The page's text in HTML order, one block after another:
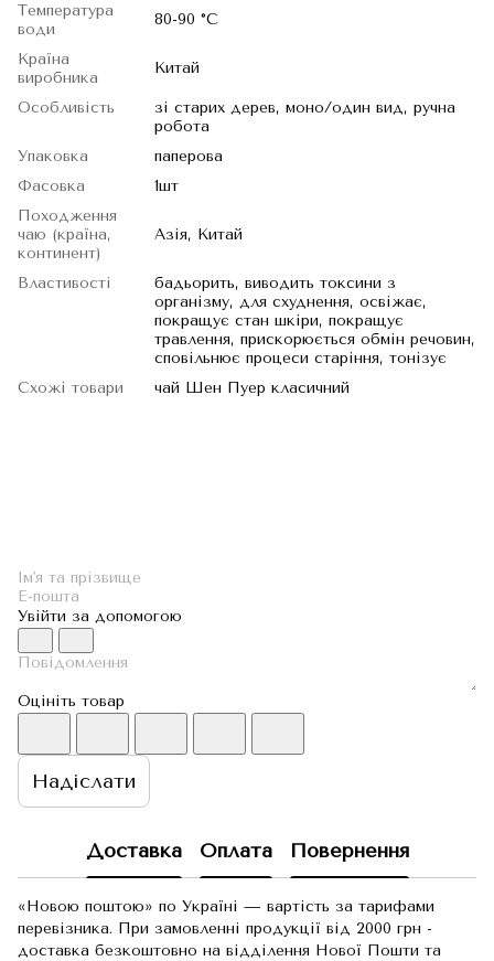
Температура
води
80-90 °C
Країна
виробника
Китай
Особливість
зі старих дерев, моно/один вид, ручна
робота
Упаковка
паперова
Фасовка
1шт
Походження
чаю (країна,
континент)
Азія, Китай
Властивості
бадьорить, виводить токсини з
організму, для схуднення, освіжає,
покращує стан шкіри, покращує
травлення, прискорюється обмін речовин,
сповільнює процеси старіння, тонізує
Схожі товари
чай Шен Пуер класичний
Увійти за допомогою
Оцініть товар
Надіслати
Доставка Оплата Повернення
«Новою поштою» по Україні — вартість за тарифами
перевізника. При замовленні продукції від 2000 грн -
доставка безкоштовно на відділення Нової Пошти та